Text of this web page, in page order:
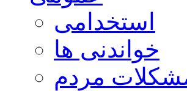
استخدامی
خواندنی ها
مردم